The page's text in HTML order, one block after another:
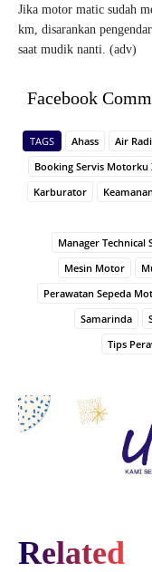
Related
Jika motor matic sudah
km, disarankan
saat mudik nanti. (adv)
Facebook
TAGS Ahass Air
Booking Servis Motorku
Karburator
Manager
Mesin Motor
Perawatan Sepeda
Samarinda
Tips